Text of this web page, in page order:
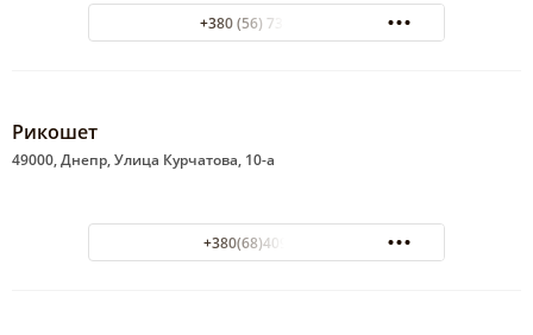
+380 (56) 734-46-94
Рикошет
49000, Днепр, Улица Курчатова, 10-а
+380(68)409-31-18